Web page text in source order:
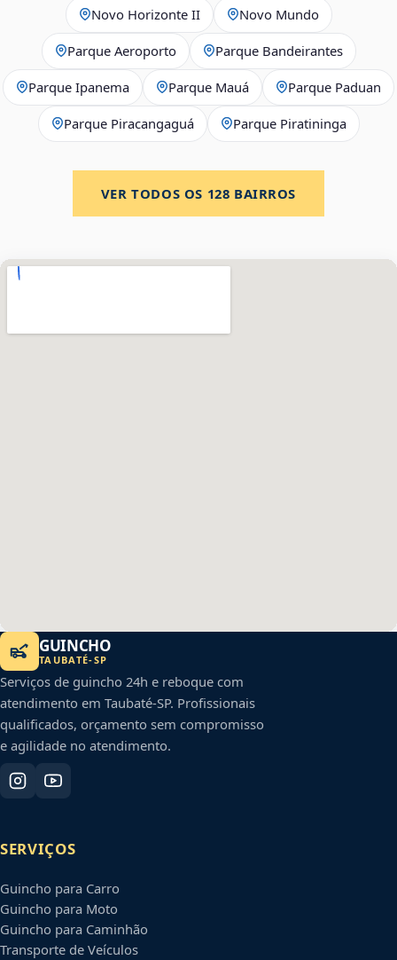
Novo Horizonte II Novo Mundo
Parque Aeroporto Parque Bandeirantes
Parque Ipanema Parque Mauá Parque Paduan
Parque Piracangaguá Parque Piratininga
VER TODOS OS 128 BAIRROS
GUINCHO
TAUBATÉ-SP
Serviços de guincho 24h e reboque com
atendimento em Taubaté-SP. Profissionais
qualificados, orçamento sem compromisso
e agilidade no atendimento.
SERVIÇOS
Guincho para Carro
Guincho para Moto
Guincho para Caminhão
Transporte de Veículos